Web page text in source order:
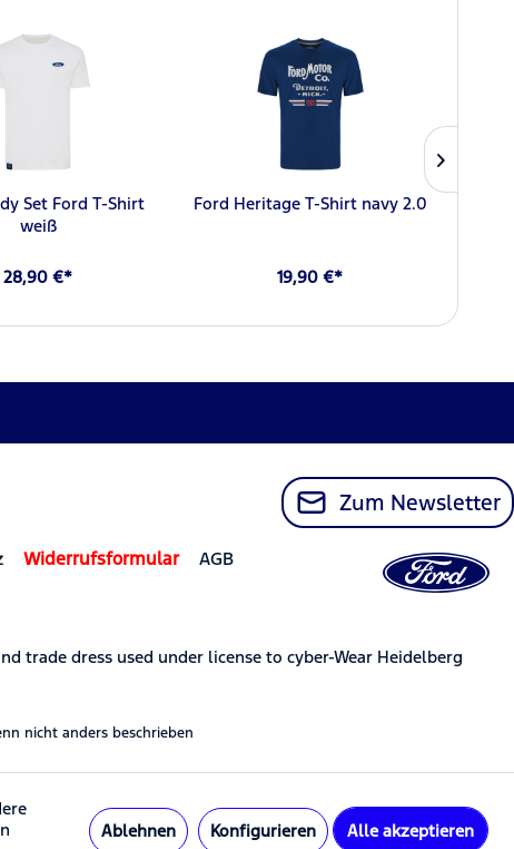
Set Ford T-Shirt
weiß
28,90 €*
Ford Heritage T-Shirt navy 2.0
19,90 €*
Zum Newsletter
Widerrufsformular
AGB
trade dress used under license to cyber-Wear Heidelberg
nicht anders beschrieben
Ablehnen Konfigurieren Alle akzeptieren